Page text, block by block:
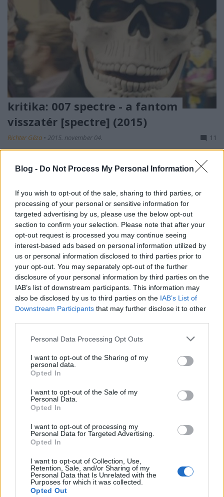
Blog - Do Not Process My Personal Information
If you wish to opt-out of the sale, sharing to third parties, or
processing of your personal or sensitive information for
targeted advertising by us, please use the below opt-out
section to confirm your selection. Please note that after your
opt-out request is processed you may continue seeing
interest-based ads based on personal information utilized by
us or personal information disclosed to third parties prior to
your opt-out. You may separately opt-out of the further
disclosure of your personal information by third parties on the
IAB’s list of downstream participants. This information may
also be disclosed by us to third parties on the IAB’s List of
Downstream Participants that may further disclose it to other
Please note that this website/app uses one or more Google
not limited to your visit or usage behaviour. You may click to
grant or deny consent to Google and its third-party tags to
use your data for below specified purposes in below Google
consent section.
Personal Data Processing Opt Outs
I want to opt-out of the Sharing of my
personal data.
Opted In
I want to opt-out of the Sale of my
Personal Data.
Opted In
I want to opt-out of processing my
Personal Data for Targeted Advertising.
Opted In
I want to opt-out of Collection, Use,
Retention, Sale, and/or Sharing of my
Personal Data that Is Unrelated with the
Purposes for which it was collected.
Opted Out
kritika: 007 spectre - a fantom
visszatér [spectre] (2015)
Richter Géza • 2015. november 04. 11
- SPOILERMENTES - James Bond egy lezáratlan ügy
felgöngyölítése érdekében szembemegy minden
SPECTRE elnevezésű, nemzetközi bűnszervezet
nyomába ered. Eközben az MI6-re és a dupla nullás
programra a megszüntetés…
magyar előzetesek + plakát +
galéria: 007 spectre - a fantom
visszatér [spectre] (2015)
Richter Géza•2015. október 30.
Befutottak James Bond a jövő héten magyar
mozikba érkező, aktuális bevetésének szinkronizált
trailerei is, amelyekhez hozzácsaptuk a hazai